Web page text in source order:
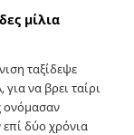
μίλια
ταξίδεψε
να βρει ταίρι
ονόμασαν
επί δύο χρόνια